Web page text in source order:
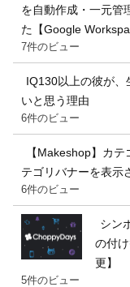
を自動作成・一元管
た【Google
7件のビュー
IQ130以上の彼が、
いと思う理由
6件のビュー
【Makeshop】カ
テゴリバナーを表示
6件のビュー
シン
の付
更】
5件のビュー